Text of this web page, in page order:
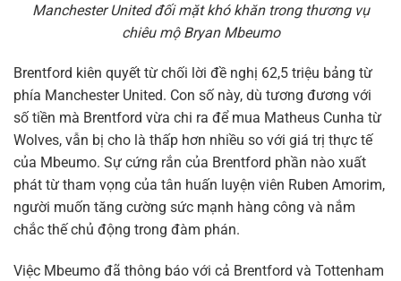
Manchester United đối mặt khó khăn trong thương vụ
chiêu mộ Bryan Mbeumo
Brentford kiên quyết từ chối lời đề nghị 62,5 triệu bảng từ
phía Manchester United. Con số này, dù tương đương với
số tiền mà Brentford vừa chi ra để mua Matheus Cunha từ
Wolves, vẫn bị cho là thấp hơn nhiều so với giá trị thực tế
của Mbeumo. Sự cứng rắn của Brentford phần nào xuất
phát từ tham vọng của tân huấn luyện viên Ruben Amorim,
người muốn tăng cường sức mạnh hàng công và nắm
chắc thế chủ động trong đàm phán.
Việc Mbeumo đã thông báo với cả Brentford và Tottenham